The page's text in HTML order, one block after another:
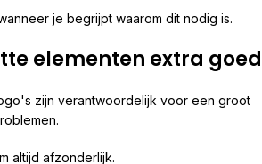
je begrijpt waarom dit nodig is.
elementen extra goed
zijn verantwoordelijk voor een groot
altijd afzonderlijk.